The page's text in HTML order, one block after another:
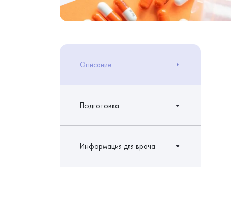
Описание
Подготовка
Информация для врача